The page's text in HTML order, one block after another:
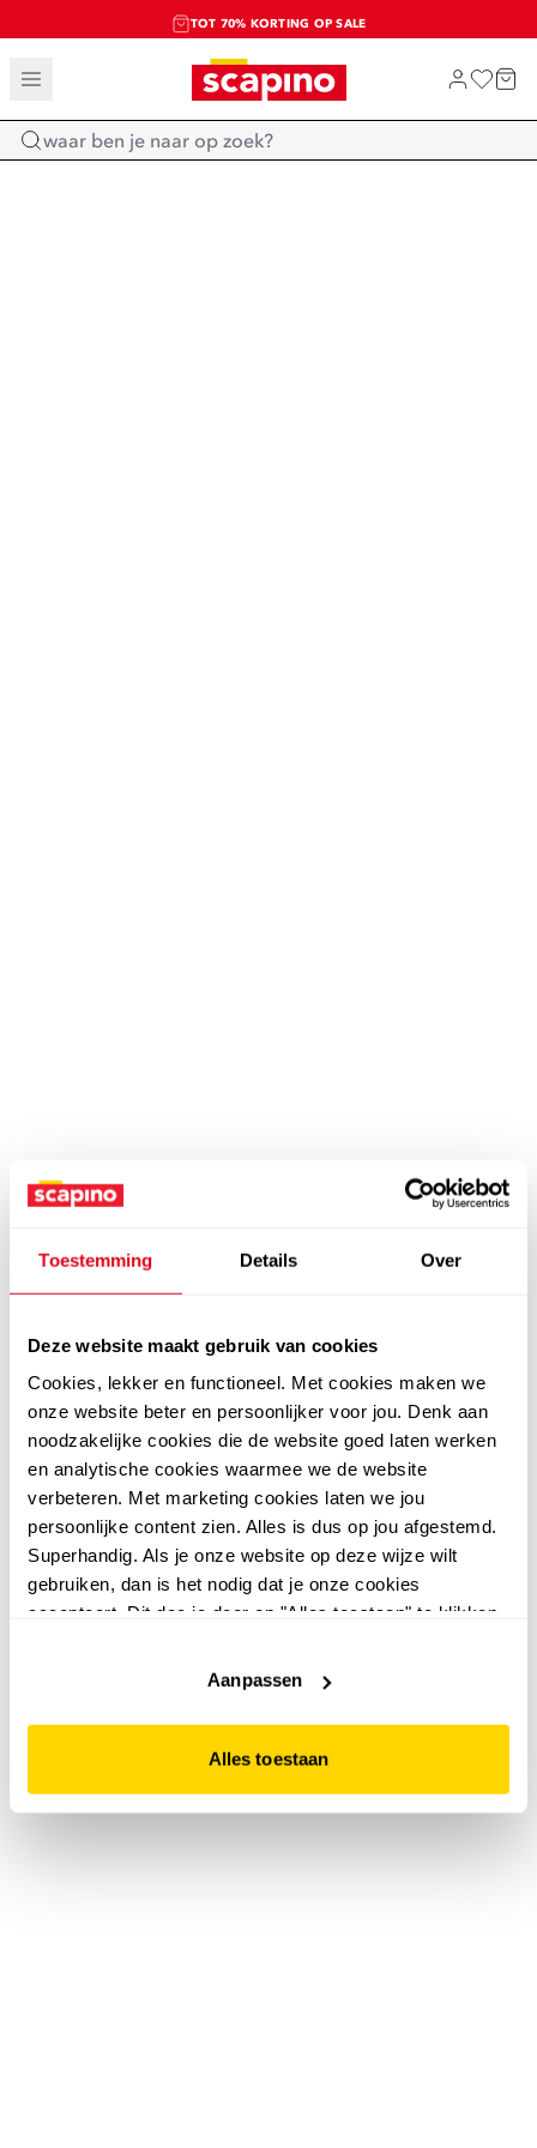
Toestemming Details Over
Deze website maakt gebruik van cookies
Cookies, lekker en functioneel. Met cookies maken we
onze website beter en persoonlijker voor jou. Denk aan
noodzakelijke cookies die de website goed laten werken
en analytische cookies waarmee we de website
verbeteren. Met marketing cookies laten we jou
persoonlijke content zien. Alles is dus op jou afgestemd.
Superhandig. Als je onze website op deze wijze wilt
gebruiken, dan is het nodig dat je onze cookies
accepteert. Dit doe je door op "Alles toestaan" te klikken.
website niet optimaal functioneert.
Aanpassen
Alles toestaan
SALE: LAATSTE KANS!
SHOP NIEUW
Home